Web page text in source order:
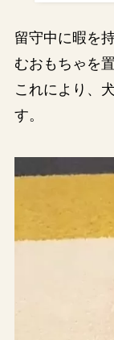
留守中に暇を
むおもちゃを
これにより、
す。